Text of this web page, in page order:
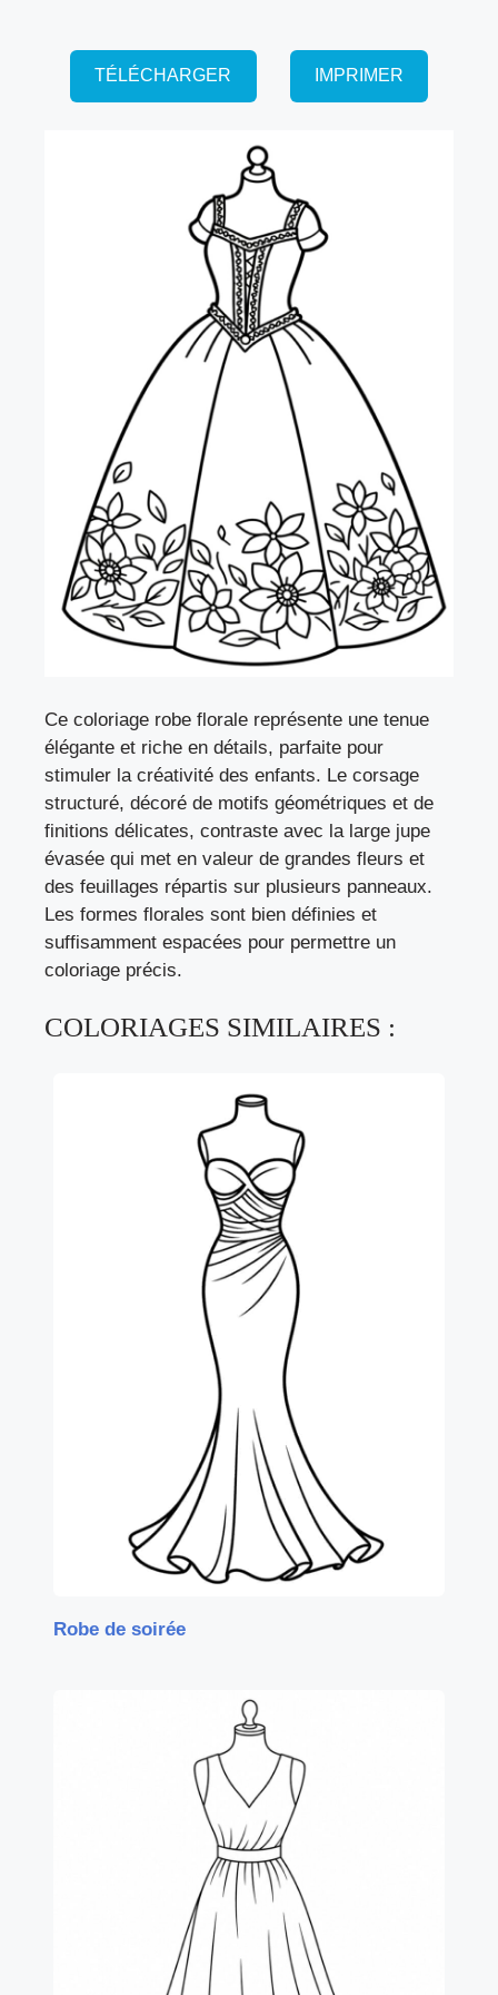
TÉLÉCHARGER IMPRIMER
Ce coloriage robe florale représente une tenue
élégante et riche en détails, parfaite pour
stimuler la créativité des enfants. Le corsage
structuré, décoré de motifs géométriques et de
finitions délicates, contraste avec la large jupe
évasée qui met en valeur de grandes fleurs et
des feuillages répartis sur plusieurs panneaux.
Les formes florales sont bien définies et
suffisamment espacées pour permettre un
coloriage précis.
COLORIAGES SIMILAIRES :
Robe de soirée